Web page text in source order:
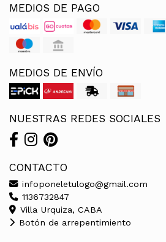
MEDIOS DE PAGO
MEDIOS DE ENVÍO
NUESTRAS REDES SOCIALES
CONTACTO
infoponeletulogo@gmail.com
1136732847
Villa Urquiza, CABA
Botón de arrepentimiento